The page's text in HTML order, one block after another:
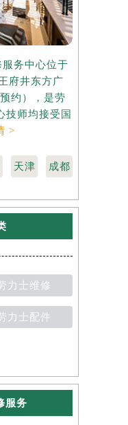
务中心位于
府井东方广
约），是劳
技师均接受国
>
天津 成都
力士维修
力士配件
服务